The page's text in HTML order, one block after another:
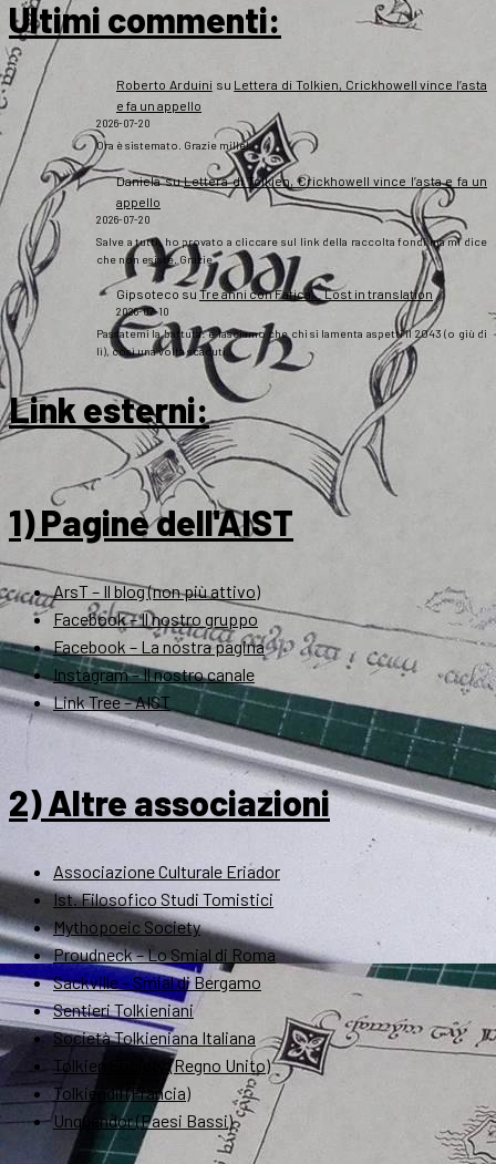
Ultimi commenti:
Roberto Arduini su Lettera di Tolkien, Crickhowell vince l’asta
e fa un appello
2026-07-20
Ora è sistemato. Grazie mille!
DanielasuLettera di Tolkien, Crickhowell vince l’asta e fa un
appello
2026-07-20
Salve a tutti, ho provato a cliccare sul link della raccolta fondi ma mi dice
che non esiste. Grazie
Gipsoteco su Tre anni con Fatica… Lost in translation
2026-07-10
Passatemi la battuta: e lasciamo che chi si lamenta aspetti il 2043 (o giù di
lì), così una volta scaduti…
Link esterni:
1) Pagine dell'AIST
ArsT – Il blog (non più attivo)
Facebook – Il nostro gruppo
Facebook – La nostra pagina
Instagram – Il nostro canale
Link Tree – AIST
2) Altre associazioni
Associazione Culturale Eriador
Ist. Filosofico Studi Tomistici
Mythopoeic Society
Proudneck – Lo Smial di Roma
Sackville – Smial di Bergamo
Sentieri Tolkieniani
Società Tolkieniana Italiana
Tolkien Society (Regno Unito)
Tolkiendil (Francia)
Unquendor (Paesi Bassi)